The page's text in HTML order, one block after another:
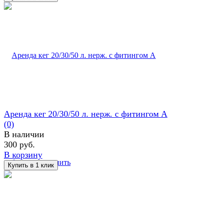
избранное сравнить
Аренда кег 20/30/50 л. нерж. с фитингом А
(0)
В наличии
300 руб.
В корзину